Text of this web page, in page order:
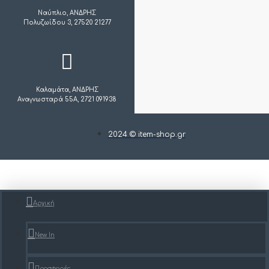
Ναύπλιο, ΑΝΔΡΗΣ
Πολυζωίδου 3, 27520 21277
Καλαμάτα, ΑΝΔΡΗΣ
Αναγνωσταρά 55Α, 2721 091938
2024 © item-shop.gr
Αρχική
New In